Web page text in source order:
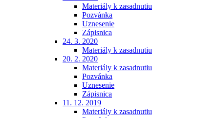
Materiály k zasadnutiu
Pozvánka
Uznesenie
Zápisnica
24. 3. 2020
Materiály k zasadnutiu
20. 2. 2020
Materiály k zasadnutiu
Pozvánka
Uznesenie
Zápisnica
11. 12. 2019
Materiály k zasadnutiu